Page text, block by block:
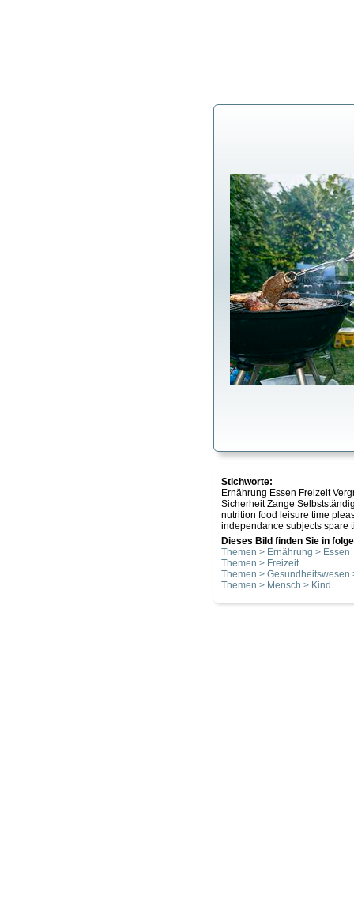
Stichworte:
Ernährung Essen Freizeit
Sicherheit Zange
nutrition food leisure time
independance subjects spare
Dieses Bild finden Sie in
Themen > Ernährung > Essen
Themen > Freizeit
Themen > Gesundheitswesen
Themen > Mensch > Kind